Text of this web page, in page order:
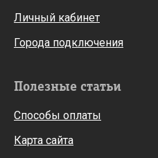
Личный кабинет
Города подключения
Полезные статьи
Способы оплаты
Карта сайта